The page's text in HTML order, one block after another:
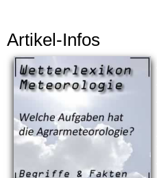
Artikel-Infos